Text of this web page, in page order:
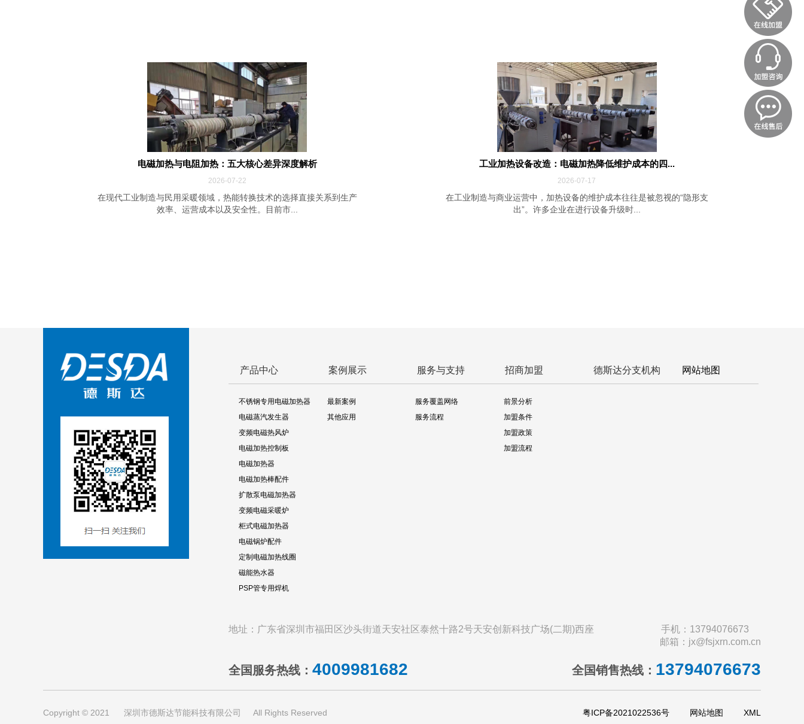
电磁加热与电阻加热：五大核心差异深度解析
2026-07-22
在现代工业制造与民用采暖领域，热能转换技术的选择直接关系到生产
效率、运营成本以及安全性。目前市...
工业加热设备改造：电磁加热降低维护成本的四...
2026-07-17
在工业制造与商业运营中，加热设备的维护成本往往是被忽视的“隐形支
出”。许多企业在进行设备升级时...
产品中心
不锈钢专用电磁加热器
电磁蒸汽发生器
变频电磁热风炉
电磁加热控制板
电磁加热器
电磁加热棒配件
扩散泵电磁加热器
变频电磁采暖炉
柜式电磁加热器
电磁锅炉配件
定制电磁加热线圈
磁能热水器
PSP管专用焊机
案例展示
最新案例
其他应用
服务与支持
服务覆盖网络
服务流程
招商加盟
前景分析
加盟条件
加盟政策
加盟流程
德斯达分支机构 网站地图
地址：广东省深圳市福田区沙头街道天安社区泰然十路2号天安创新科技广场(二期)西座
手机：13794076673
邮箱：jx@fsjxrn.com.cn
全国服务热线： 4009981682 全国销售热线： 13794076673
Copyright © 2021 深圳市德斯达节能科技有限公司 All Rights Reserved 粤ICP备2021022536号 网站地图 XML